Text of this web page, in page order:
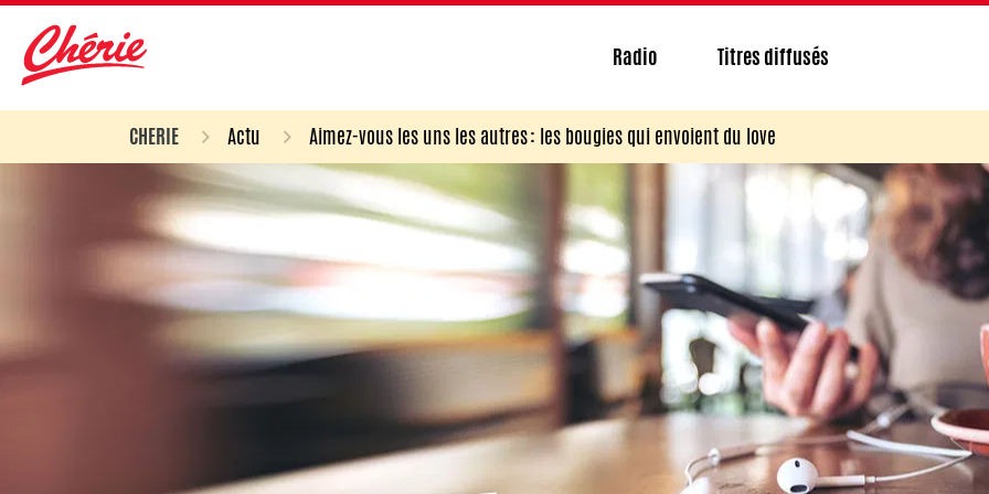
Radio Titres diffusés
CHERIE Actu Aimez-vous les uns les autres : les bougies qui envoient du love